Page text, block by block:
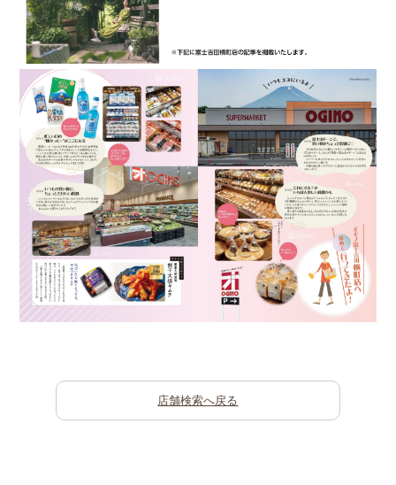
店舗検索へ戻る